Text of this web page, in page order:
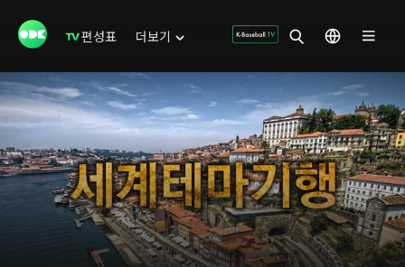
편성표 더보기